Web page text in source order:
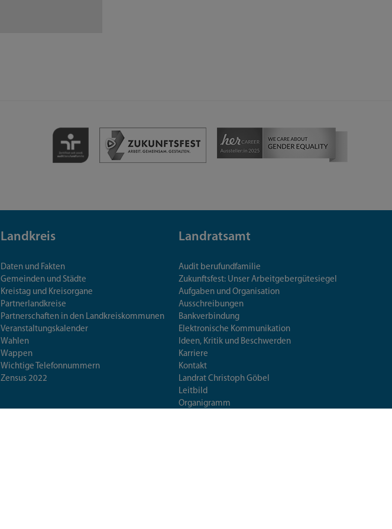
Landkreis
Daten und Fakten
Gemeinden und Städte
Kreistag und Kreisorgane
Partnerlandkreise
Partnerschaften in den Landkreiskommunen
Veranstaltungskalender
Wahlen
Wappen
Wichtige Telefonnummern
Zensus 2022
Landratsamt
Audit berufundfamilie
Zukunftsfest: Unser Arbeitgebergütesiegel
Aufgaben und Organisation
Ausschreibungen
Bankverbindung
Elektronische Kommunikation
Ideen, Kritik und Beschwerden
Karriere
Kontakt
Landrat Christoph Göbel
Leitbild
Organigramm